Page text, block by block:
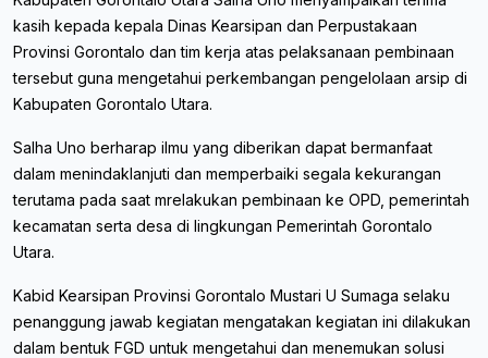
kasih kepada kepala Dinas Kearsipan dan Perpustakaan
Provinsi Gorontalo dan tim kerja atas pelaksanaan pembinaan
tersebut guna mengetahui perkembangan pengelolaan arsip di
Kabupaten Gorontalo Utara.
Salha Uno berharap ilmu yang diberikan dapat bermanfaat
dalam menindaklanjuti dan memperbaiki segala kekurangan
terutama pada saat mrelakukan pembinaan ke OPD, pemerintah
kecamatan serta desa di lingkungan Pemerintah Gorontalo
Utara.
Kabid Kearsipan Provinsi Gorontalo Mustari U Sumaga selaku
penanggung jawab kegiatan mengatakan kegiatan ini dilakukan
dalam bentuk FGD untuk mengetahui dan menemukan solusi